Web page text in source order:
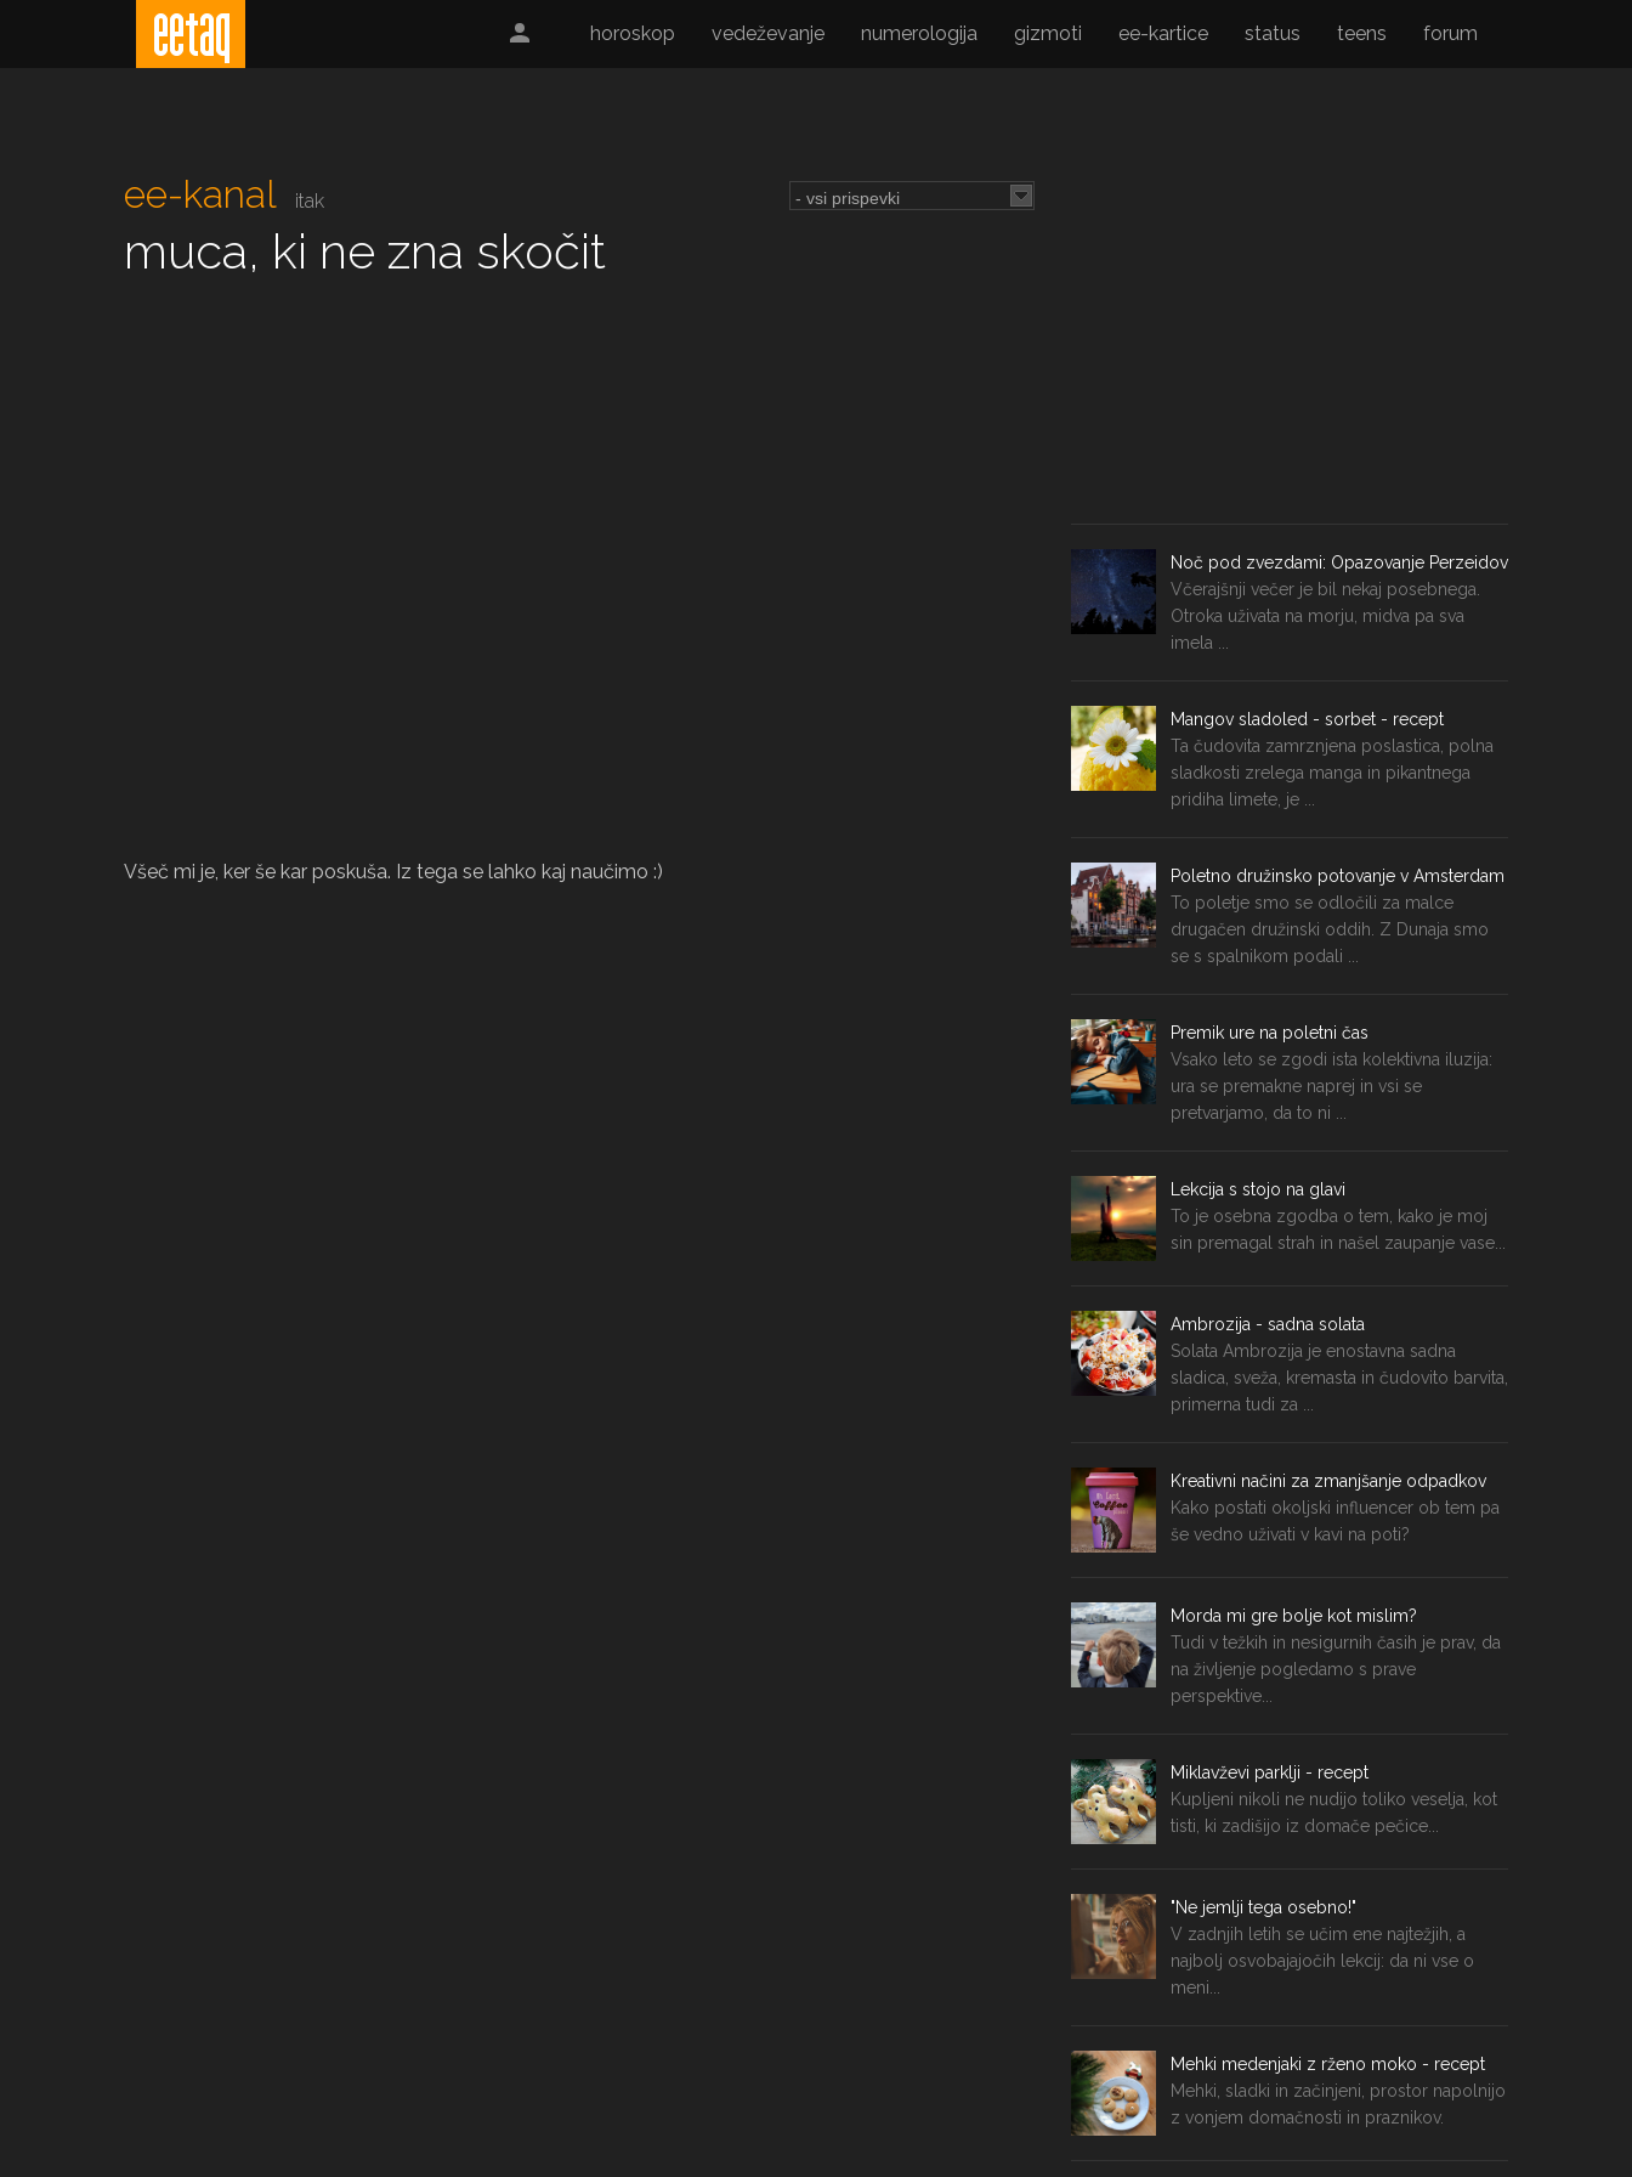
horoskop vedeževanje numerologija gizmoti ee-kartice status teens forum
ee-kanal itak
muca, ki ne zna skočit
Všeč mi je, ker še kar poskuša. Iz tega se lahko kaj naučimo :)
Noč pod zvezdami: Opazovanje Perzeidov
Včerajšnji večer je bil nekaj posebnega.
Otroka uživata na morju, midva pa sva
imela ...
Mangov sladoled - sorbet - recept
Ta čudovita zamrznjena poslastica, polna
sladkosti zrelega manga in pikantnega
pridiha limete, je ...
Poletno družinsko potovanje v Amsterdam
To poletje smo se odločili za malce
drugačen družinski oddih. Z Dunaja smo
se s spalnikom podali ...
Premik ure na poletni čas
Vsako leto se zgodi ista kolektivna iluzija:
ura se premakne naprej in vsi se
pretvarjamo, da to ni ...
Lekcija s stojo na glavi
To je osebna zgodba o tem, kako je moj
sin premagal strah in našel zaupanje vase...
Ambrozija - sadna solata
Solata Ambrozija je enostavna sadna
sladica, sveža, kremasta in čudovito barvita,
primerna tudi za ...
Kreativni načini za zmanjšanje odpadkov
Kako postati okoljski influencer ob tem pa
še vedno uživati v kavi na poti?
Morda mi gre bolje kot mislim?
Tudi v težkih in nesigurnih časih je prav, da
na življenje pogledamo s prave
perspektive...
Miklavževi parklji - recept
Kupljeni nikoli ne nudijo toliko veselja, kot
tisti, ki zadišijo iz domače pečice...
"Ne jemlji tega osebno!"
V zadnjih letih se učim ene najtežjih, a
najbolj osvobajajočih lekcij: da ni vse o
meni...
Mehki medenjaki z rženo moko - recept
Mehki, sladki in začinjeni, prostor napolnijo
z vonjem domačnosti in praznikov.